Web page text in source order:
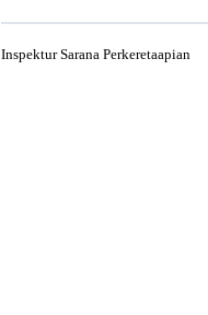
Inspektur Sarana Perkeretaapian